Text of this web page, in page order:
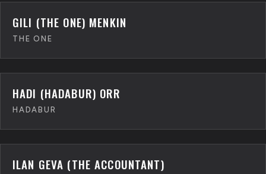
GILI (THE ONE) MENKIN
THE ONE
HADI (HADABUR) ORR
HADABUR
ILAN GEVA (THE ACCOUNTANT)